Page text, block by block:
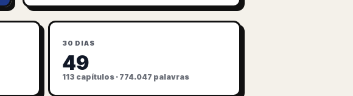
30 DIAS
49
113 capítulos · 774.047 palavras